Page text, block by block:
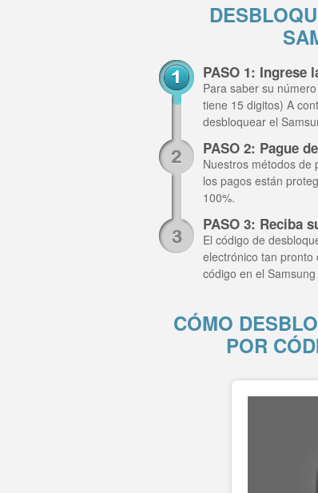
PASO 1: Ingrese
Para saber su
tiene 15 digitos) A
desbloquear el
PASO 2: Pague
Nuestros métodos de
los pagos están
100%.
PASO 3: Reciba
El código de
electrónico tan
código en el
CÓMO
POR